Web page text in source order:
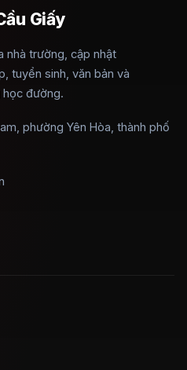
Giấy
nhà trường, cập nhật
tuyển sinh, văn bản và
học đường.
phường Yên Hòa, thành phố